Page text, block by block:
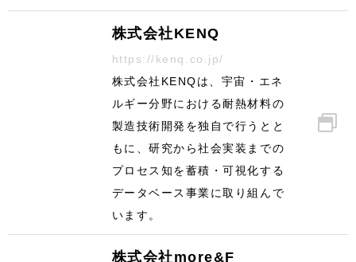
株式会社KENQ
https://kenq.co.jp/
株式会社KENQは、宇宙・エネ
ルギー分野における耐熱材料の
製造技術開発を独自で行うとと
もに、研究から社会実装までの
プロセス知を蓄積・可視化する
データベース事業に取り組んで
います。
株式会社more&F